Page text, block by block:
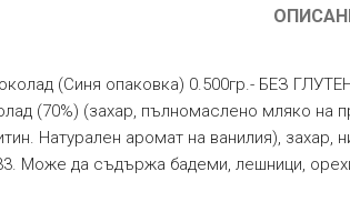
(Синя опаковка) 0.500гр.- БЕЗ
(70%) (захар, пълномаслено мляко на
Натурален аромат на ванилия), захар,
Може да съдържа бадеми, лешници,